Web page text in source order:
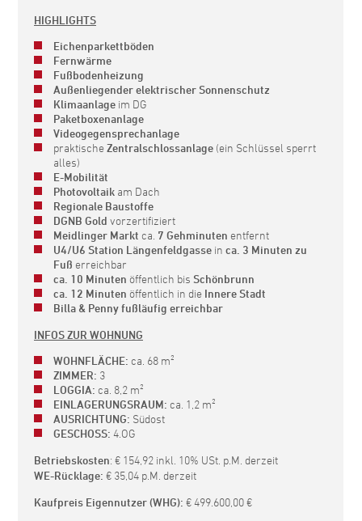
HIGHLIGHTS
Eichenparkettböden
Fernwärme
Fußbodenheizung
Außenliegender elektrischer Sonnenschutz
Klimaanlageim DG
Paketboxenanlage
Videogegensprechanlage
praktischeZentralschlossanlage(ein Schlüssel sperrt
alles)
E-Mobilität
Photovoltaikam Dach
Regionale Baustoffe
DGNB Gold vorzertifiziert
Meidlinger Markt ca. 7 Gehminuten entfernt
U4/U6 Station Längenfeldgassein ca. 3 Minuten zu
Fuß erreichbar
ca. 10 Minuten öffentlich bis Schönbrunn
ca. 12 Minuten öffentlich in die Innere Stadt
Billa & Penny fußläufig erreichbar
INFOS ZUR WOHNUNG
WOHNFLÄCHE: ca. 68 m²
ZIMMER: 3
LOGGIA: ca. 8,2 m²
EINLAGERUNGSRAUM: ca. 1,2 m²
AUSRICHTUNG: Südost
GESCHOSS: 4.OG
Betriebskosten: € 154,92 inkl. 10% USt. p.M. derzeit
WE-Rücklage: € 35,04 p.M. derzeit
Kaufpreis Eigennutzer (WHG): € 499.600,00 €